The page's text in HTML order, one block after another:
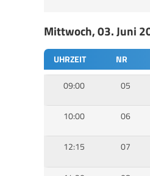
Mittwoch, 03. Juni
UHRZEIT NR
09:00
05
10:00 06
12:15 07